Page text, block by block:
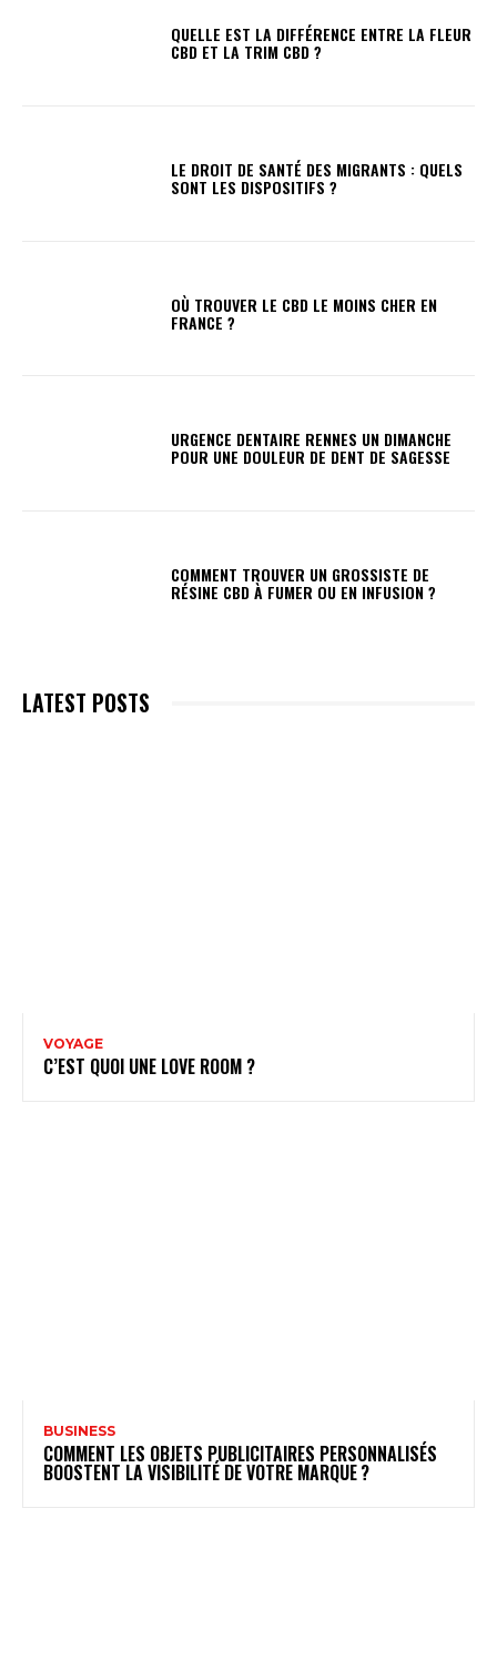
QUELLE EST LA DIFFÉRENCE ENTRE LA FLEUR
CBD ET LA TRIM CBD ?
LE DROIT DE SANTÉ DES MIGRANTS : QUELS
SONT LES DISPOSITIFS ?
OÙ TROUVER LE CBD LE MOINS CHER EN
FRANCE ?
URGENCE DENTAIRE RENNES UN DIMANCHE
POUR UNE DOULEUR DE DENT DE SAGESSE
COMMENT TROUVER UN GROSSISTE DE
RÉSINE CBD À FUMER OU EN INFUSION ?
LATEST POSTS
VOYAGE
C’EST QUOI UNE LOVE ROOM ?
BUSINESS
COMMENT LES OBJETS PUBLICITAIRES PERSONNALISÉS
BOOSTENT LA VISIBILITÉ DE VOTRE MARQUE ?